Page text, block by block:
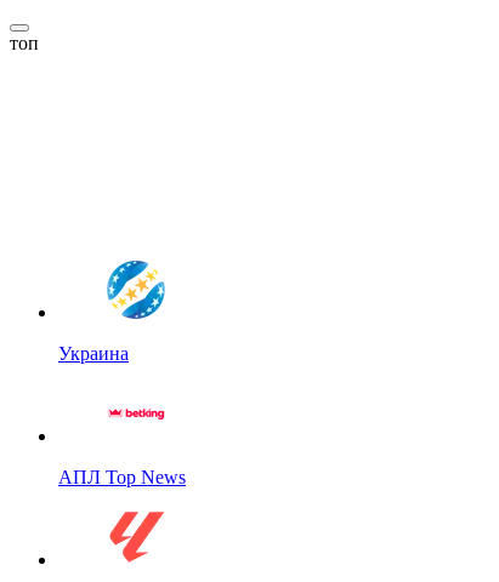
топ
Украина
АПЛ Top News